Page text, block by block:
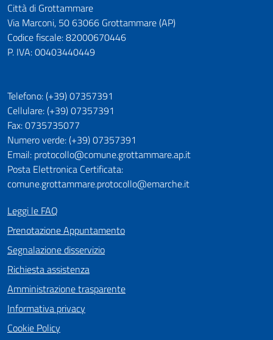
Città di Grottammare
Via Marconi, 50 63066 Grottammare (AP)
Codice fiscale: 82000670446
P. IVA: 00403440449
Telefono: (+39) 07357391
Cellulare: (+39) 07357391
Fax: 0735735077
Numero verde: (+39) 07357391
Email: protocollo@comune.grottammare.ap.it
Posta Elettronica Certificata:
comune.grottammare.protocollo@emarche.it
Leggi le FAQ
Prenotazione Appuntamento
Segnalazione disservizio
Richiesta assistenza
Amministrazione trasparente
Informativa privacy
Cookie Policy